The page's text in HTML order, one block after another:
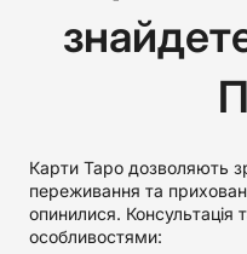
Карти Таро дозволяють
переживання та
опинилися. Консультація
особливостями: